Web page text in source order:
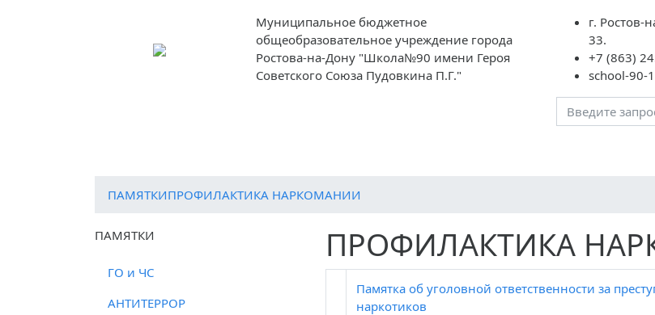
Муниципальное бюджетное
общеобразовательное учреждение города
Ростова-на-Дону "Школа№90 имени Героя
Советского Союза Пудовкина П.Г."
г. Ростов-
33.
+7 (863)
school-90-
ПАМЯТКИПРОФИЛАКТИКА НАРКОМАНИИ
ПАМЯТКИ
ГО и ЧС
АНТИТЕРРОР
ПРОФИЛАКТИКА
Памятка об уголовной ответственности за
наркотиков